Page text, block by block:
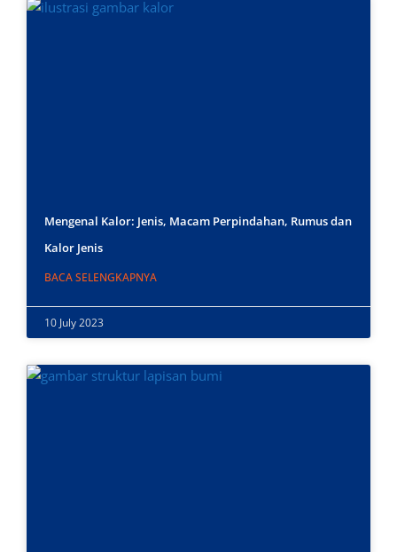
Mengenal Kalor: Jenis, Macam Perpindahan, Rumus dan
Kalor Jenis
BACA SELENGKAPNYA
10 July 2023